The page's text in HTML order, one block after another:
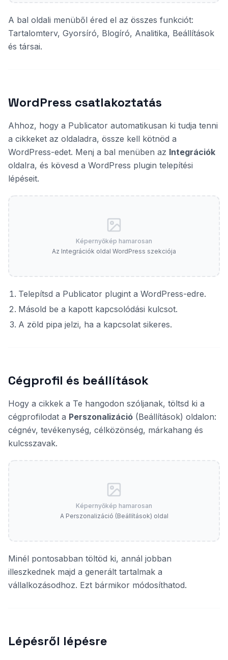
A bal oldali menüből éred el az összes funkciót:
Tartalomterv, Gyorsíró, Blogíró, Analitika, Beállítások
és társai.
WordPress csatlakoztatás
Ahhoz, hogy a Publicator automatikusan ki tudja tenni
a cikkeket az oldaladra, össze kell kötnöd a
WordPress-edet. Menj a bal menüben az Integrációk
oldalra, és kövesd a WordPress plugin telepítési
lépéseit.
Képernyőkép hamarosan
Az Integrációk oldal WordPress szekciója
Telepítsd a Publicator plugint a WordPress-edre.
Másold be a kapott kapcsolódási kulcsot.
A zöld pipa jelzi, ha a kapcsolat sikeres.
Cégprofil és beállítások
Hogy a cikkek a Te hangodon szóljanak, töltsd ki a
cégprofilodat a Perszonalizáció (Beállítások) oldalon:
cégnév, tevékenység, célközönség, márkahang és
kulcsszavak.
Képernyőkép hamarosan
A Perszonalizáció (Beállítások) oldal
Minél pontosabban töltöd ki, annál jobban
illeszkednek majd a generált tartalmak a
vállalkozásodhoz. Ezt bármikor módosíthatod.
Lépésről lépésre